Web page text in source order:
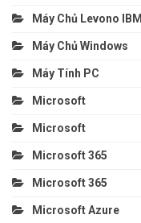
Máy Chủ Levono IBM
Máy Chủ Windows
Máy Tính PC
Microsoft
Microsoft
Microsoft 365
Microsoft 365
Microsoft Azure